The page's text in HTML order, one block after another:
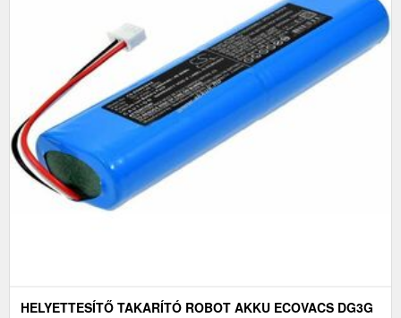
HELYETTESÍTŐ TAKARÍTÓ ROBOT AKKU ECOVACS DG3G